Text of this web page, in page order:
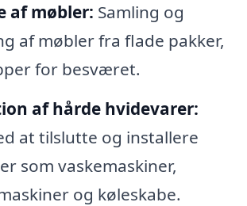
af møbler: Samling og
af møbler fra flade pakker,
for besværet.
af hårde hvidevarer:
at tilslutte og installere
som vaskemaskiner,
og køleskabe.